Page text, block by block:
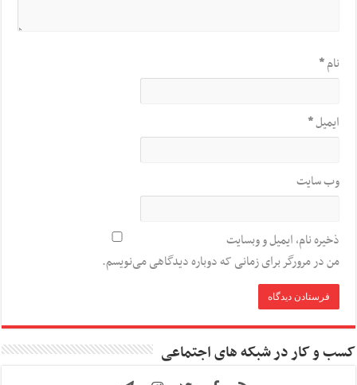
نام*
ایمیل*
وب‌ سایت
ذخیره نام، ایمیل و وبسایت
من در مرورگر برای زمانی که دوباره دیدگاهی می‌نویسم.
کسب و کار در شبکه های اجتماعی